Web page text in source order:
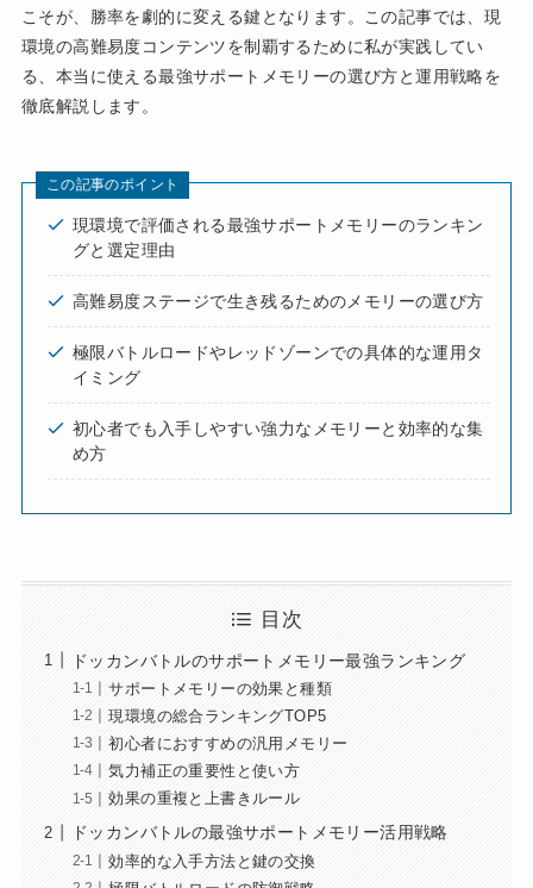
こそが、勝率を劇的に変える鍵となります。この記事では、現
環境の高難易度コンテンツを制覇するために私が実践してい
る、本当に使える最強サポートメモリーの選び方と運用戦略を
徹底解説します。
この記事のポイント
現環境で評価される最強サポートメモリーのランキン
グと選定理由
高難易度ステージで生き残るためのメモリーの選び方
極限バトルロードやレッドゾーンでの具体的な運用タ
イミング
初心者でも入手しやすい強力なメモリーと効率的な集
め方
目次
ドッカンバトルのサポートメモリー最強ランキング
サポートメモリーの効果と種類
現環境の総合ランキングTOP5
初心者におすすめの汎用メモリー
気力補正の重要性と使い方
効果の重複と上書きルール
ドッカンバトルの最強サポートメモリー活用戦略
効率的な入手方法と鍵の交換